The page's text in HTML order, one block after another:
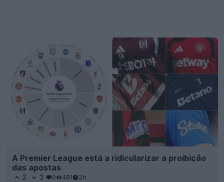
A Premier League está a ridicularizar a proibição
das apostas
2 3 0 481 2h